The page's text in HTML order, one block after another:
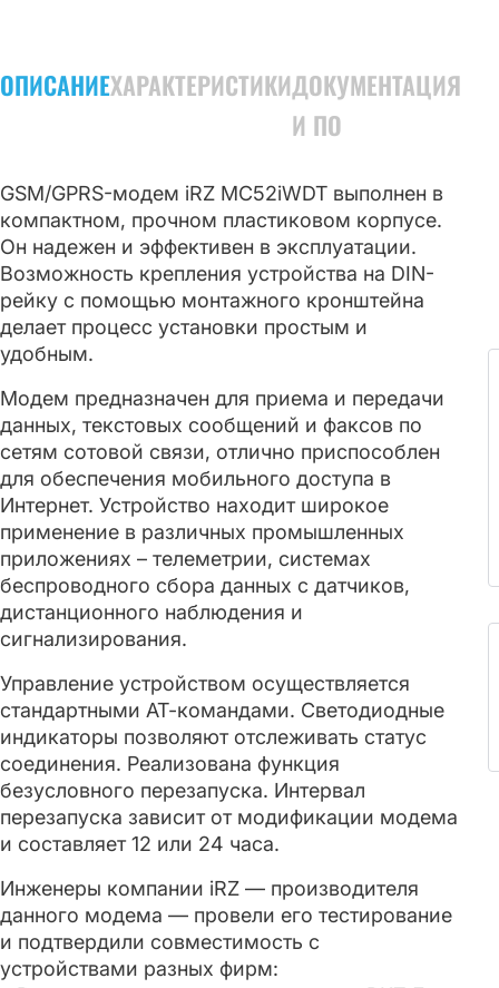
ОПИСАНИЕХАРАКТЕРИСТИКИДОКУМЕНТАЦИЯ
И ПО
GSM/GPRS-модем iRZ MC52iWDT выполнен в
компактном, прочном пластиковом корпусе.
Он надежен и эффективен в эксплуатации.
Возможность крепления устройства на DIN-
рейку с помощью монтажного кронштейна
делает процесс установки простым и
удобным.
Модем предназначен для приема и передачи
данных, текстовых сообщений и факсов по
сетям сотовой связи, отлично приспособлен
для обеспечения мобильного доступа в
Интернет. Устройство находит широкое
применение в различных промышленных
приложениях – телеметрии, системах
беспроводного сбора данных с датчиков,
дистанционного наблюдения и
сигнализирования.
Управление устройством осуществляется
стандартными АТ-командами. Светодиодные
индикаторы позволяют отслеживать статус
соединения. Реализована функция
безусловного перезапуска. Интервал
перезапуска зависит от модификации модема
и составляет 12 или 24 часа.
Инженеры компании iRZ — производителя
данного модема — провели его тестирование
и подтвердили совместимость с
устройствами разных фирм: